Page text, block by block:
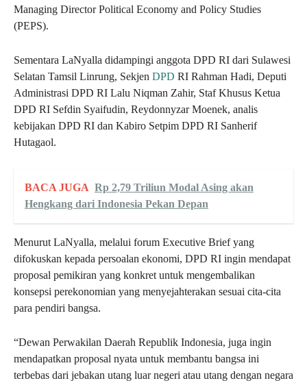
Managing Director Political Economy and Policy Studies
(PEPS).
Sementara LaNyalla didampingi anggota DPD RI dari Sulawesi
Selatan Tamsil Linrung, Sekjen DPD RI Rahman Hadi, Deputi
Administrasi DPD RI Lalu Niqman Zahir, Staf Khusus Ketua
DPD RI Sefdin Syaifudin, Reydonnyzar Moenek, analis
kebijakan DPD RI dan Kabiro Setpim DPD RI Sanherif
Hutagaol.
BACA JUGA Rp 2,79 Triliun Modal Asing akan
Hengkang dari Indonesia Pekan Depan
Menurut LaNyalla, melalui forum Executive Brief yang
difokuskan kepada persoalan ekonomi, DPD RI ingin mendapat
proposal pemikiran yang konkret untuk mengembalikan
konsepsi perekonomian yang menyejahterakan sesuai cita-cita
para pendiri bangsa.
“Dewan Perwakilan Daerah Republik Indonesia, juga ingin
mendapatkan proposal nyata untuk membantu bangsa ini
terbebas dari jebakan utang luar negeri atau utang dengan negara